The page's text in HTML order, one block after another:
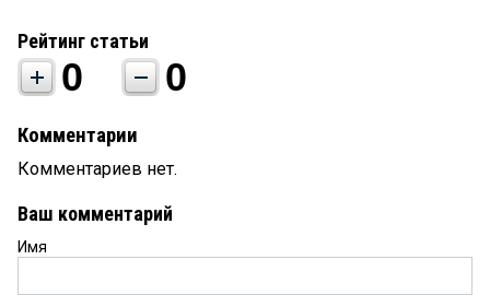
Рейтинг статьи
0 0
Комментарии
Комментариев нет.
Ваш комментарий
Имя